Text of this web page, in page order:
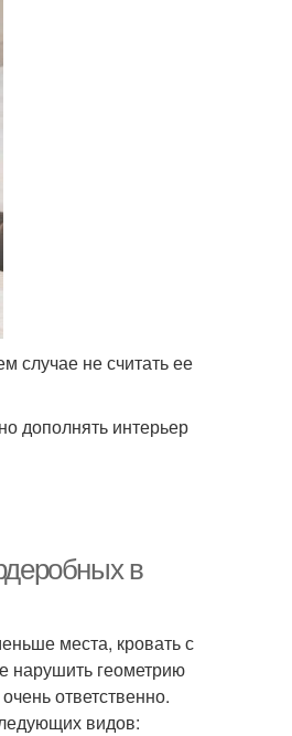
случае не считать ее
дополнять интерьер
в
места, кровать с
нарушить геометрию
ответственно.
видов: